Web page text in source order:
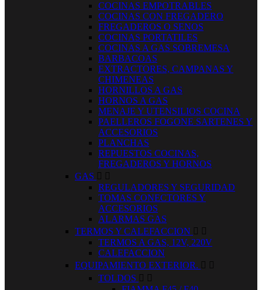
COCINAS EMPOTRABLES
COCINAS CON FREGADERO
FREGADEROS O SENOS
COCINAS PORTATILES
COCINAS A GAS SOBREMESA
BARBACOAS
EXTRACTORES, CAMPANAS Y
CHIMENEAS
HORNILLOS A GAS
HORNOS A GAS
MENAJE Y UTENSILIOS COCINA
PAELLEROS FOGONE SARTENES Y
ACCESORIOS
PLANCHAS
REPUESTOS COCINAS,
FREGADEROS Y HORNOS
GAS  
REGULADORES Y SEGURIDAD
TOMAS CONECTORES Y
ACCESORIOS
ALARMAS GAS
TERMOS Y CALEFACCION  
TERMOS A GAS, 12V, 220V
CALEFACCION
EQUIPAMIENTO EXTERIOR.  
TOLDOS  